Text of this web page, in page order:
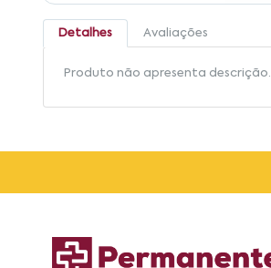
Detalhes Avaliações
Produto não apresenta descrição.